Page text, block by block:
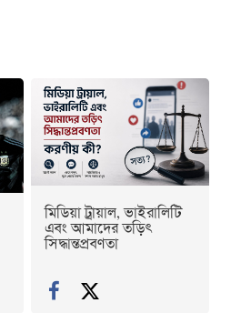
মিডিয়া ট্রায়াল, ভাইরালিটি
এবং আমাদের তড়িৎ
সিদ্ধান্তপ্রবণতা